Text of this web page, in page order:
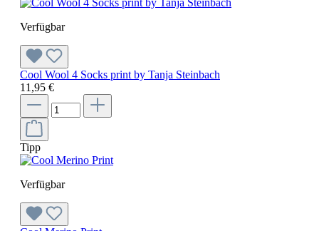
Verfügbar
Cool Wool 4 Socks print by Tanja Steinbach
11,95 €
Tipp
Verfügbar